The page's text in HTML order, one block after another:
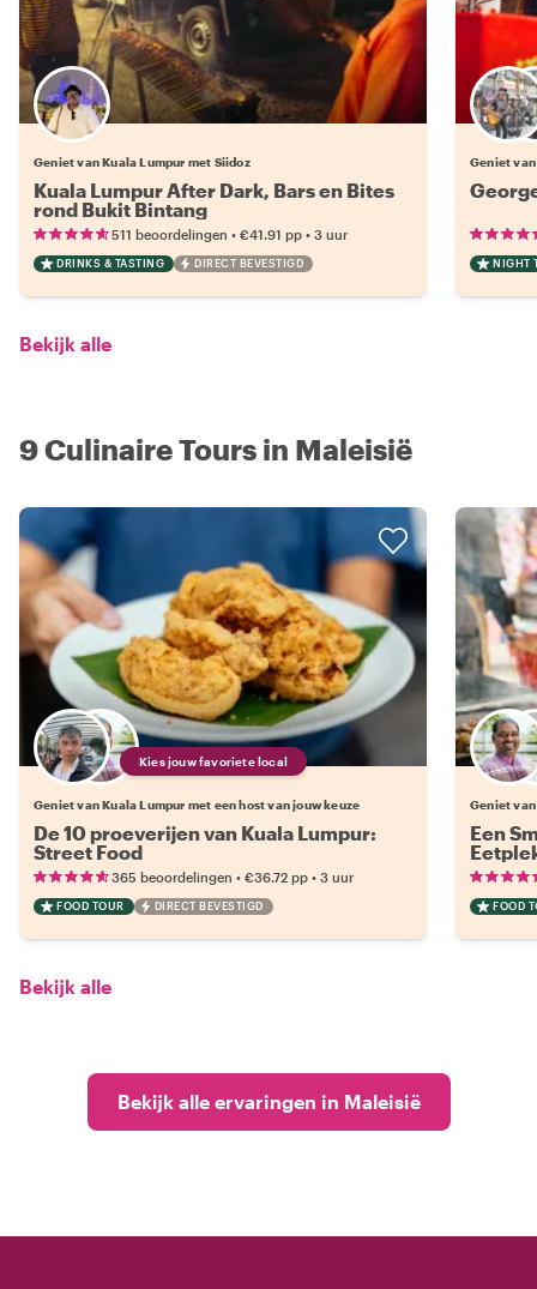
Geniet van Kuala Lumpur met Siidoz
Kuala Lumpur After Dark, Bars en Bites
rond Bukit Bintang
511 beoordelingen • €41.91 pp • 3 uur
DRINKS & TASTING DIRECT BEVESTIGD
Geniet
NIGHT
Bekijk alle
9 Culinaire Tours in Maleisië
Kies jouw favoriete local
Geniet van Kuala Lumpur met een host van jouw keuze
De 10 proeverijen van Kuala Lumpur:
Street Food
365 beoordelingen • €36.72 pp • 3 uur
FOOD TOUR DIRECT BEVESTIGD
Geniet
Een
FOOD
Bekijk alle
Bekijk alle ervaringen in Maleisië